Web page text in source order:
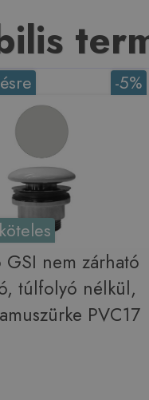
-5%
GSI nem zárható
túlfolyó nélkül,
PVC17